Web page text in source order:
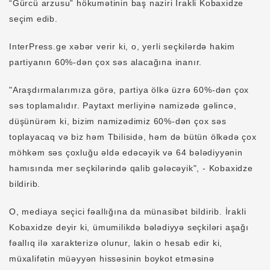
“Gürcü arzusu” hökumətinin baş naziri İrakli Kobaxidze
seçim edib.
InterPress.ge xəbər verir ki, o, yerli seçkilərdə hakim
partiyanın 60%-dən çox səs alacağına inanır.
"Araşdırmalarımıza görə, partiya ölkə üzrə 60%-dən çox
səs toplamalıdır. Paytaxt merliyinə namizədə gəlincə,
düşünürəm ki, bizim namizədimiz 60%-dən çox səs
toplayacaq və biz həm Tbilisidə, həm də bütün ölkədə çox
möhkəm səs çoxluğu əldə edəcəyik və 64 bələdiyyənin
hamısında mer seçkilərində qalib gələcəyik", - Kobaxidze
bildirib.
O, mediaya seçici fəallığına da münasibət bildirib. İrakli
Kobaxidze deyir ki, ümumilikdə bələdiyyə seçkiləri aşağı
fəallıq ilə xarakterizə olunur, lakin o hesab edir ki,
müxalifətin müəyyən hissəsinin boykot etməsinə